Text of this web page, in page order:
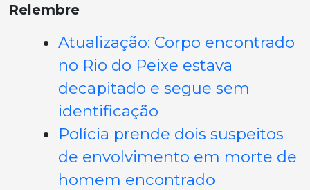
Relembre
Atualização: Corpo encontrado
no Rio do Peixe estava
decapitado e segue sem
identificação
Polícia prende dois suspeitos
de envolvimento em morte de
homem encontrado